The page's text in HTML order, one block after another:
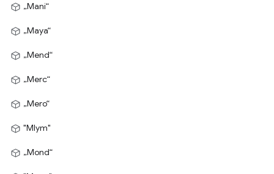
„Mani“
„Maya“
„Mend“
„Merc“
„Mero“
"Mlym"
„Mond“